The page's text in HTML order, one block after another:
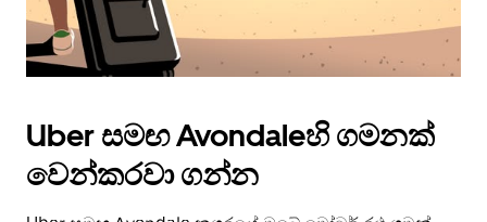
Uber සමඟ Avondaleහි ගමනක්
වෙන්කරවා ගන්න